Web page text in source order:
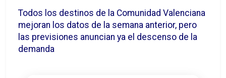
Todos los destinos de la Comunidad Valenciana
mejoran los datos de la semana anterior, pero
las previsiones anuncian ya el descenso de la
demanda